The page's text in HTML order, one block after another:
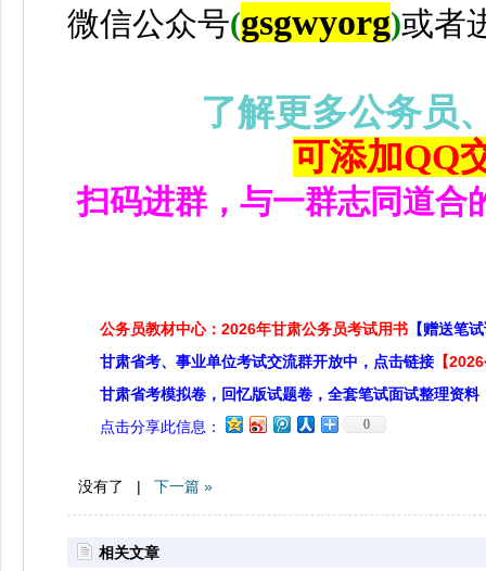
微信公众号(gsgwyorg)或者
了解更多公务员
可添加QQ
扫码进群，与一群志同道合
公务员教材中心：2026年甘肃公务员考试用书 【赠送笔
甘肃省考、事业单位考试交流群开放中，点击链接 【
甘肃省考模拟卷，回忆版试题卷，全套笔试面试整理资料
点击分享此信息：
0
没有了 | 下一篇 »
相关文章